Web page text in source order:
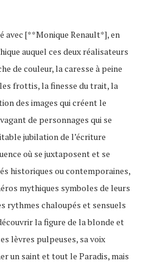
avec [**Monique Renault*], en
auquel ces deux réalisateurs
de couleur, la caresse à peine
frottis, la finesse du trait, la
des images qui créent le
de personnages qui se
jubilation de l’écriture
où se juxtaposent et se
historiques ou contemporaines,
mythiques symboles de leurs
rythmes chaloupés et sensuels
la figure de la blonde et
lèvres pulpeuses, sa voix
un saint et tout le Paradis, mais